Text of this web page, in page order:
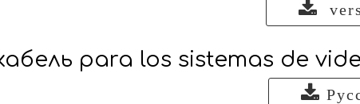
para los sistemas de